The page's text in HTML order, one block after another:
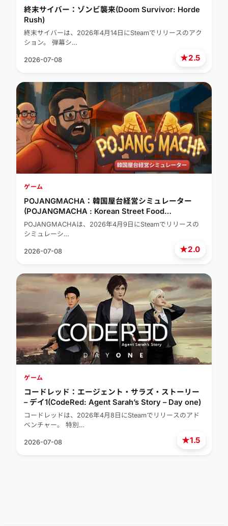
★2.5
終末サイバー：ゾンビ襲来(Doom Survivor: Horde
Rush)
終末サイバーは、2026年4月14日にSteamでリリースのアク
ション。 弾幕シ…
2026-07-08
★2.0
ゲーム
POJANGMACHA：韓国屋台経営シミュレーター
(POJANGMACHA : Korean Street Food
Management Simulator)
POJANGMACHAは、2026年4月9日にSteamでリリースの
シミュレーシ…
2026-07-08
★1.5
ゲーム
コードレッド：エージェント・サラズ・ストーリー
– デイ1(CodeRed: Agent Sarah’s Story – Day one)
コードレッドは、2026年4月8日にSteamでリリースのアド
ベンチャー。 特別…
2026-07-08